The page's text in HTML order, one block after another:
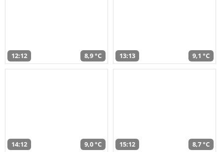
12:12 8,9 °C 13:13 9,1 °C
14:12 9,0 °C 15:12 8,7 °C